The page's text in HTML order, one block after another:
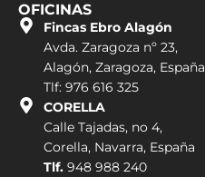
OFICINAS
Fincas Ebro Alagón
Avda. Zaragoza nº 23,
Alagón, Zaragoza, España
Tlf: 976 616 325
CORELLA
Calle Tajadas, no 4,
Corella, Navarra, España
Tlf. 948 988 240